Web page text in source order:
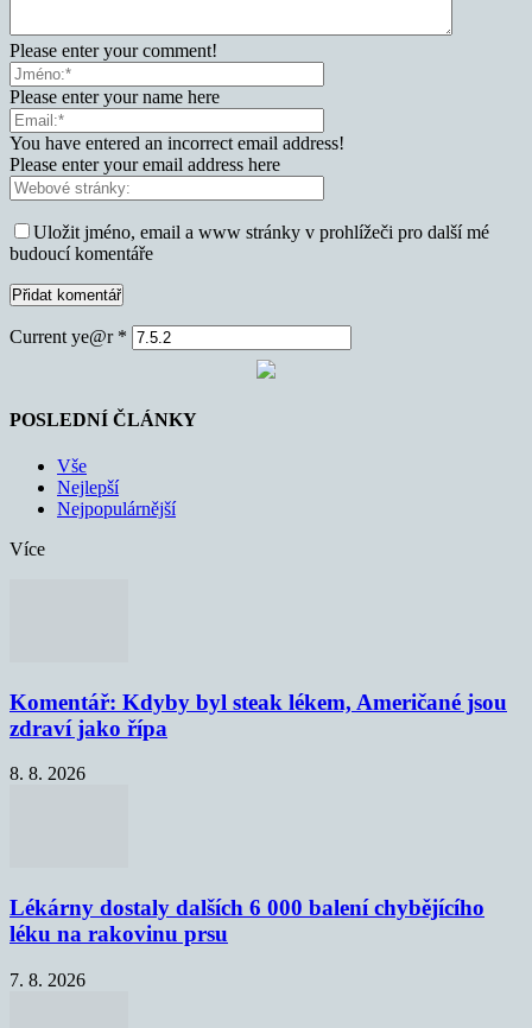
Please enter your comment!
Please enter your name here
You have entered an incorrect email address!
Please enter your email address here
Uložit jméno, email a www stránky v prohlížeči pro další mé
budoucí komentáře
Current ye@r *
POSLEDNÍ ČLÁNKY
Vše
Nejlepší
Nejpopulárnější
Více
Komentář: Kdyby byl steak lékem, Američané jsou
zdraví jako řípa
8. 8. 2026
Lékárny dostaly dalších 6 000 balení chybějícího
léku na rakovinu prsu
7. 8. 2026